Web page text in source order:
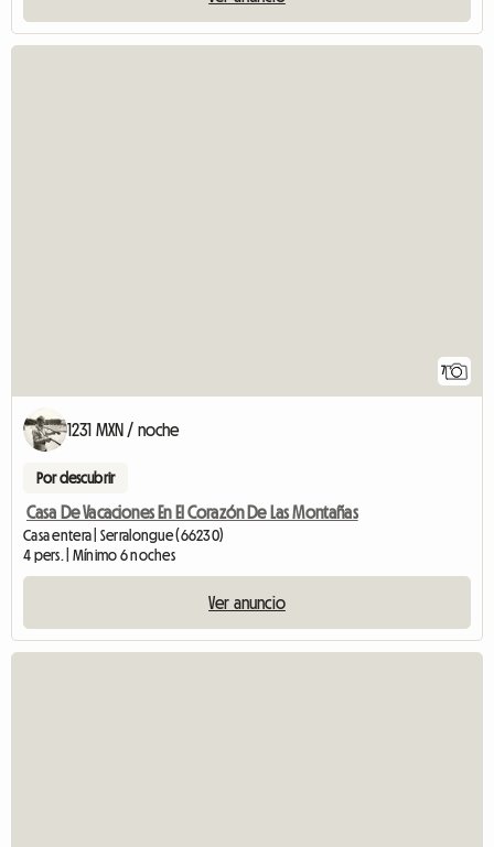
7
1231 MXN / noche
Por descubrir
Casa De Vacaciones En El Corazón De Las Montañas
Casa entera | Serralongue (66230)
4 pers. | Mínimo 6 noches
Ver anuncio